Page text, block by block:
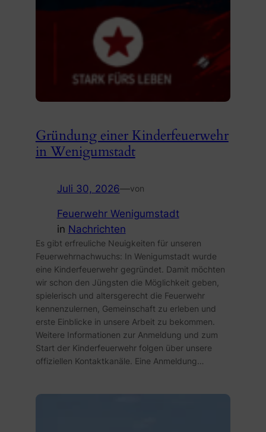
Gründung einer Kinderfeuerwehr
in Wenigumstadt
Juli 30, 2026—von
Feuerwehr Wenigumstadt
in Nachrichten
Es gibt erfreuliche Neuigkeiten für unseren
Feuerwehrnachwuchs: In Wenigumstadt wurde
eine Kinderfeuerwehr gegründet. Damit möchten
wir schon den Jüngsten die Möglichkeit geben,
spielerisch und altersgerecht die Feuerwehr
kennenzulernen, Gemeinschaft zu erleben und
erste Einblicke in unsere Arbeit zu bekommen.
Weitere Informationen zur Anmeldung und zum
Start der Kinderfeuerwehr folgen über unsere
offiziellen Kontaktkanäle. Eine Anmeldung…